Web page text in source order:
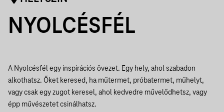
NYOLCÉSFÉL
A Nyolcésfél egy inspirációs övezet. Egy hely, ahol szabadon
alkothatsz. Őket keresed, ha műtermet, próbatermet, műhelyt,
vagy csak egy zugot keresel, ahol kedvedre művelődhetsz, vagy
épp művészetet csinálhatsz.